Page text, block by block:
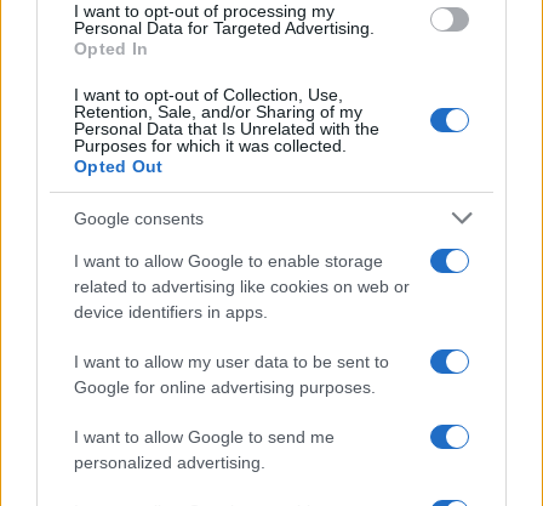
I want to opt-out of processing my
Personal Data for Targeted Advertising.
Opted In
I want to opt-out of Collection, Use,
Retention, Sale, and/or Sharing of my
Personal Data that Is Unrelated with the
Purposes for which it was collected.
Opted Out
Google consents
I want to allow Google to enable storage
related to advertising like cookies on web or
device identifiers in apps.
I want to allow my user data to be sent to
Google for online advertising purposes.
I want to allow Google to send me
personalized advertising.
Continua a leggere